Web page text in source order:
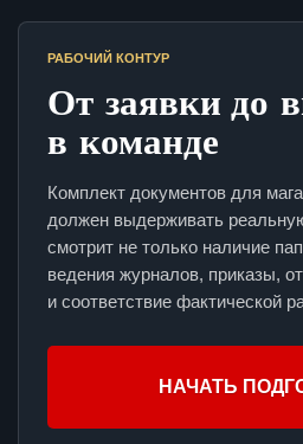
РАБОЧИЙ КОНТУР
От заявки до
в команде
Комплект документов для
должен выдерживать
смотрит не только наличие
ведения журналов, приказы,
и соответствие фактической
НАЧАТЬ